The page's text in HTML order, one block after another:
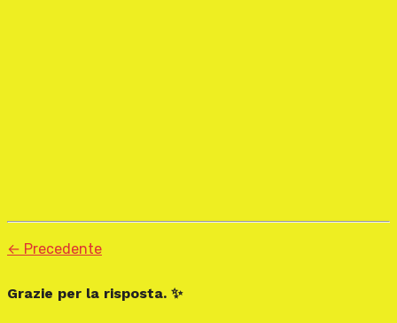
← Precedente
Grazie per la risposta. ✨